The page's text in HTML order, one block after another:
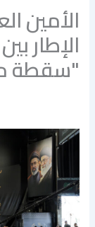
الأمين
الإطار
"سقطة